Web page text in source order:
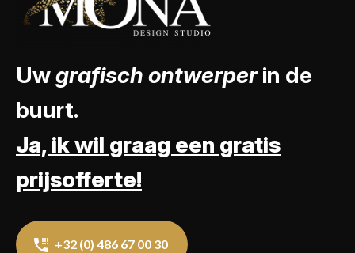
Uwgrafisch ontwerperin de
buurt.
Ja, ik wil graag een gratis
prijsofferte!
+32 (0) 486 67 00 30